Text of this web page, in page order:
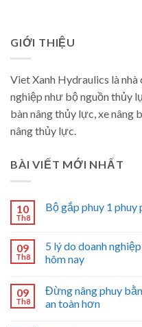
GIỚI THIỆU
Viet Xanh Hydraulics là
nghiệp như bộ nguồn thủy
bàn nâng thủy lực, xe nâng
nâng thủy lực.
BÀI VIẾT MỚI NHẤT
10
Th8
Bộ gắp phuy 1 phuy
09
Th8
5 lý do doanh
hôm nay
09
Th8
Đừng nâng phuy
an toàn hơn